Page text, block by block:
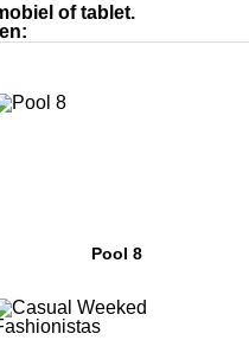
of tablet.
Pool 8